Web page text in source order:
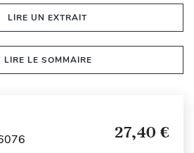
LIRE UN EXTRAIT
LIRE LE SOMMAIRE
27,40 €